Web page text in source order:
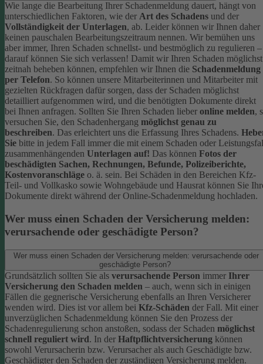
Wie lange die Bearbeitung Ihrer Schadenmeldung dauert, hängt von
unterschiedlichen Faktoren, wie der Art des Schadens und der
Vollständigkeit der Unterlagen, ab. Leider können wir Ihnen daher
keinen pauschalen Bearbeitungszeitraum nennen. Wir bemühen uns
aber immer, Ihren Schaden schnellst- und bestmöglich zu regulieren –
darauf können Sie sich verlassen! Damit wir Ihren Schaden möglichst
zeitnah beheben können, empfehlen wir Ihnen die Schadenmeldung
per Telefon. So können unsere Mitarbeiterinnen und Mitarbeiter mit
gezielten Rückfragen dafür sorgen, dass der Schaden möglichst
detailliert aufgenommen wird, und die benötigten Dokumente direkt
bei Ihnen anfragen. Sollten Sie Ihren Schaden lieber online melden,
versuchen Sie, den Schadenhergang möglichst genau zu
beschreiben. Das erleichtert uns die Erfassung Ihres Schadens.
Sie bitte in jedem Fall immer die mit einem Schaden oder
zusammenhängenden Unterlagen auf! Das können Fotos der
beschädigten Sachen, Rechnungen, Befunde, Polizeiberichte,
Kostenvoranschläge o. ä. sein. Bei Schäden in den Bereichen Kfz-
Teil- und Vollkasko sowie Wohngebäude und Hausrat können Sie
Dokumente direkt während der Online-Schadenmeldung hochladen.
Wer muss einen Schaden der Versicherung melden:
verursachende oder geschädigte Person?
Wer muss einen Schaden der Versicherung melden: verursachende oder
geschädigte Person?
Grundsätzlich sollten Sie als verursachende Person immer Ihrer
Versicherung den Schaden melden – auch, wenn sich in einigen
Fällen die gegnerische Versicherung ebenfalls an Ihren Versicherer
wenden wird. Dies ist vor allem bei Kfz-Schäden der Fall. Mit einer
unverzüglichen Schadenmeldung können Sie den Prozess der
Schadenregulierung schon anstoßen, sodass der Schaden möglichst
schnell reguliert wird. In der Haftpflichtversicherung können
sowohl Verursacherin bzw. Verursacher als auch Geschädigte bzw.
Geschädigter den Schaden der zuständigen Versicherung melden.